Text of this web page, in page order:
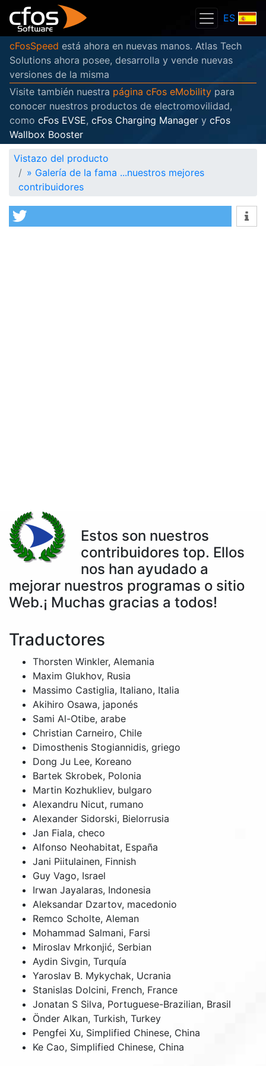
ES
cFosSpeed está ahora en nuevas manos. Atlas Tech
Solutions ahora posee, desarrolla y vende nuevas
versiones de la misma
Visite también nuestra página cFos eMobility para
conocer nuestros productos de electromovilidad,
como cFos EVSE, cFos Charging Manager y cFos
Wallbox Booster
Vistazo del producto
» Galería de la fama ...nuestros mejores
contribuidores
Estos son nuestros
contribuidores top. Ellos
nos han ayudado a
mejorar nuestros programas o sitio
Web.¡ Muchas gracias a todos!
Traductores
Thorsten Winkler, Alemania
Maxim Glukhov, Rusia
Massimo Castiglia, Italiano, Italia
Akihiro Osawa, japonés
Sami Al-Otibe, arabe
Christian Carneiro, Chile
Dimosthenis Stogiannidis, griego
Dong Ju Lee, Koreano
Bartek Skrobek, Polonia
Martin Kozhukliev, bulgaro
Alexandru Nicut, rumano
Alexander Sidorski, Bielorrusia
Jan Fiala, checo
Alfonso Neohabitat, España
Jani Piitulainen, Finnish
Guy Vago, Israel
Irwan Jayalaras, Indonesia
Aleksandar Dzartov, macedonio
Remco Scholte, Aleman
Mohammad Salmani, Farsi
Miroslav Mrkonjić, Serbian
Aydin Sivgin, Turquía
Yaroslav B. Mykychak, Ucrania
Stanislas Dolcini, French, France
Jonatan S Silva, Portuguese-Brazilian, Brasil
Önder Alkan, Turkish, Turkey
Pengfei Xu, Simplified Chinese, China
Ke Cao, Simplified Chinese, China